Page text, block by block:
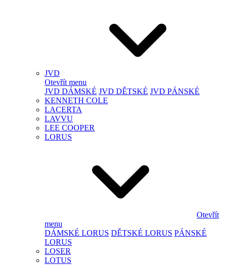
JVD
Otevřít menu
JVD DÁMSKÉ JVD DĚTSKÉ JVD PÁNSKÉ
KENNETH COLE
LACERTA
LAVVU
LEE COOPER
LORUS
Otevřít
menu
DÁMSKÉ LORUS DĚTSKÉ LORUS PÁNSKÉ
LORUS
LOSER
LOTUS